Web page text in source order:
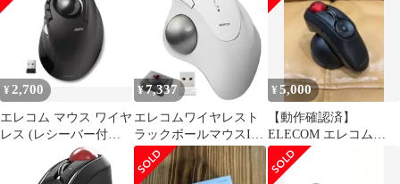
ハンディタイプ Relacon
メディアコントロール
ボタン搭載 静音 ブラッ
ク M-RT1DRB
¥ 2,700
エレコム マウス ワイヤ
レス (レシーバー付属)
トラックボール ブラッ
¥7,337
エレコムワイヤレスト
ラックボールマウスIST
無線2.4GHz親指操作
36mmボール人工ルビー
¥5,000
【動作確認済】
ELECOM エレコム
Relacon リラコン マウ
ス ブラック